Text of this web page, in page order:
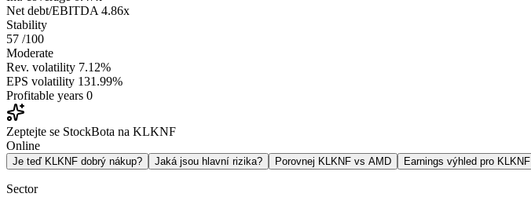
Net debt/EBITDA 4.86x
Stability
57 /100
Moderate
Rev. volatility 7.12%
EPS volatility 131.99%
Profitable years 0
Zeptejte se StockBota na KLKNF
Online
Je teď KLKNF dobrý nákup? Jaká jsou hlavní rizika? Porovnej KLKNF vs AMD Earnings výhled pro KLKNF
Sector